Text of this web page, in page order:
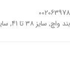
بند واچ, سایز 3۸ تا 41 , سایز 42